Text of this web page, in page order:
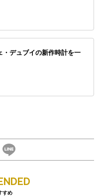
・デュブイの新作時計を一
すめ